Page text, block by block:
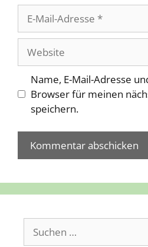
Mail-
Adresse
Website
Name, E-Mail-Adresse
Browser für meinen
speichern.
Suchen
nach: